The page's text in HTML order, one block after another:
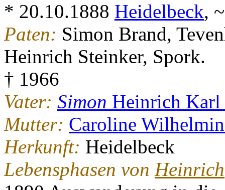
* 20.10.1888 Heidelbeck,
Paten: Simon Brand,
Heinrich Steinker, Spork.
† 1966
Vater: Simon Heinrich Karl
Mutter: Caroline
Herkunft: Heidelbeck
Lebensphasen von Heinrich